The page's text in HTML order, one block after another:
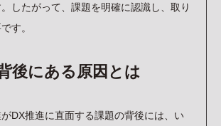
したがって、課題を明確に認識し、取り
す。
後にある原因とは
DX推進に直面する課題の背後には、い